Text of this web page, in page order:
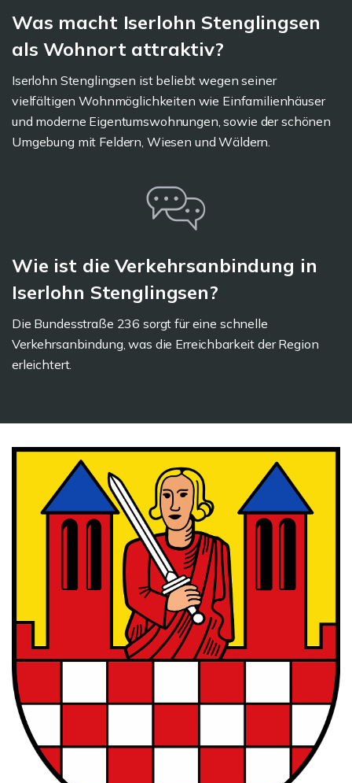
Was macht Iserlohn Stenglingsen
als Wohnort attraktiv?
Iserlohn Stenglingsen ist beliebt wegen seiner
vielfältigen Wohnmöglichkeiten wie Einfamilienhäuser
und moderne Eigentumswohnungen, sowie der schönen
Umgebung mit Feldern, Wiesen und Wäldern.
Wie ist die Verkehrsanbindung in
Iserlohn Stenglingsen?
Die Bundesstraße 236 sorgt für eine schnelle
Verkehrsanbindung, was die Erreichbarkeit der Region
erleichtert.